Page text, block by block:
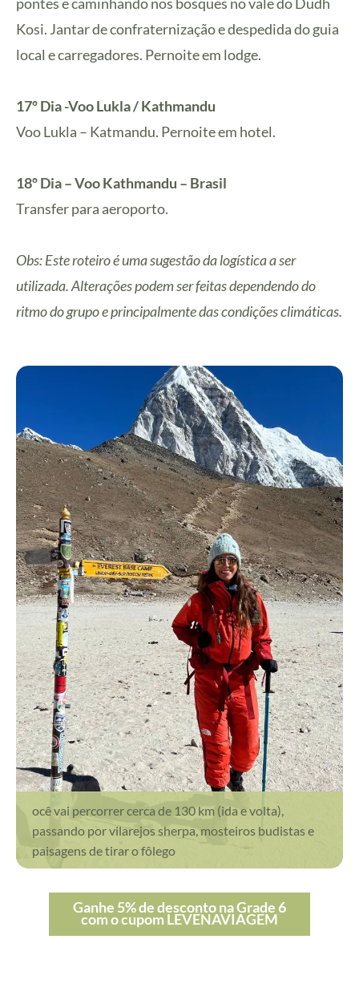
Kosi. Jantar de confraternização e despedida do guia
local e carregadores. Pernoite em lodge.
17º Dia -Voo Lukla / Kathmandu
Voo Lukla – Katmandu. Pernoite em hotel.
18º Dia – Voo Kathmandu – Brasil
Transfer para aeroporto.
Obs: Este roteiro é uma sugestão da logística a ser
utilizada. Alterações podem ser feitas dependendo do
ritmo do grupo e principalmente das condições climáticas.
ocê vai percorrer cerca de 130 km (ida e volta),
passando por vilarejos sherpa, mosteiros budistas e
paisagens de tirar o fôlego
Ganhe 5% de desconto na Grade 6
com o cupom LEVENAVIAGEM